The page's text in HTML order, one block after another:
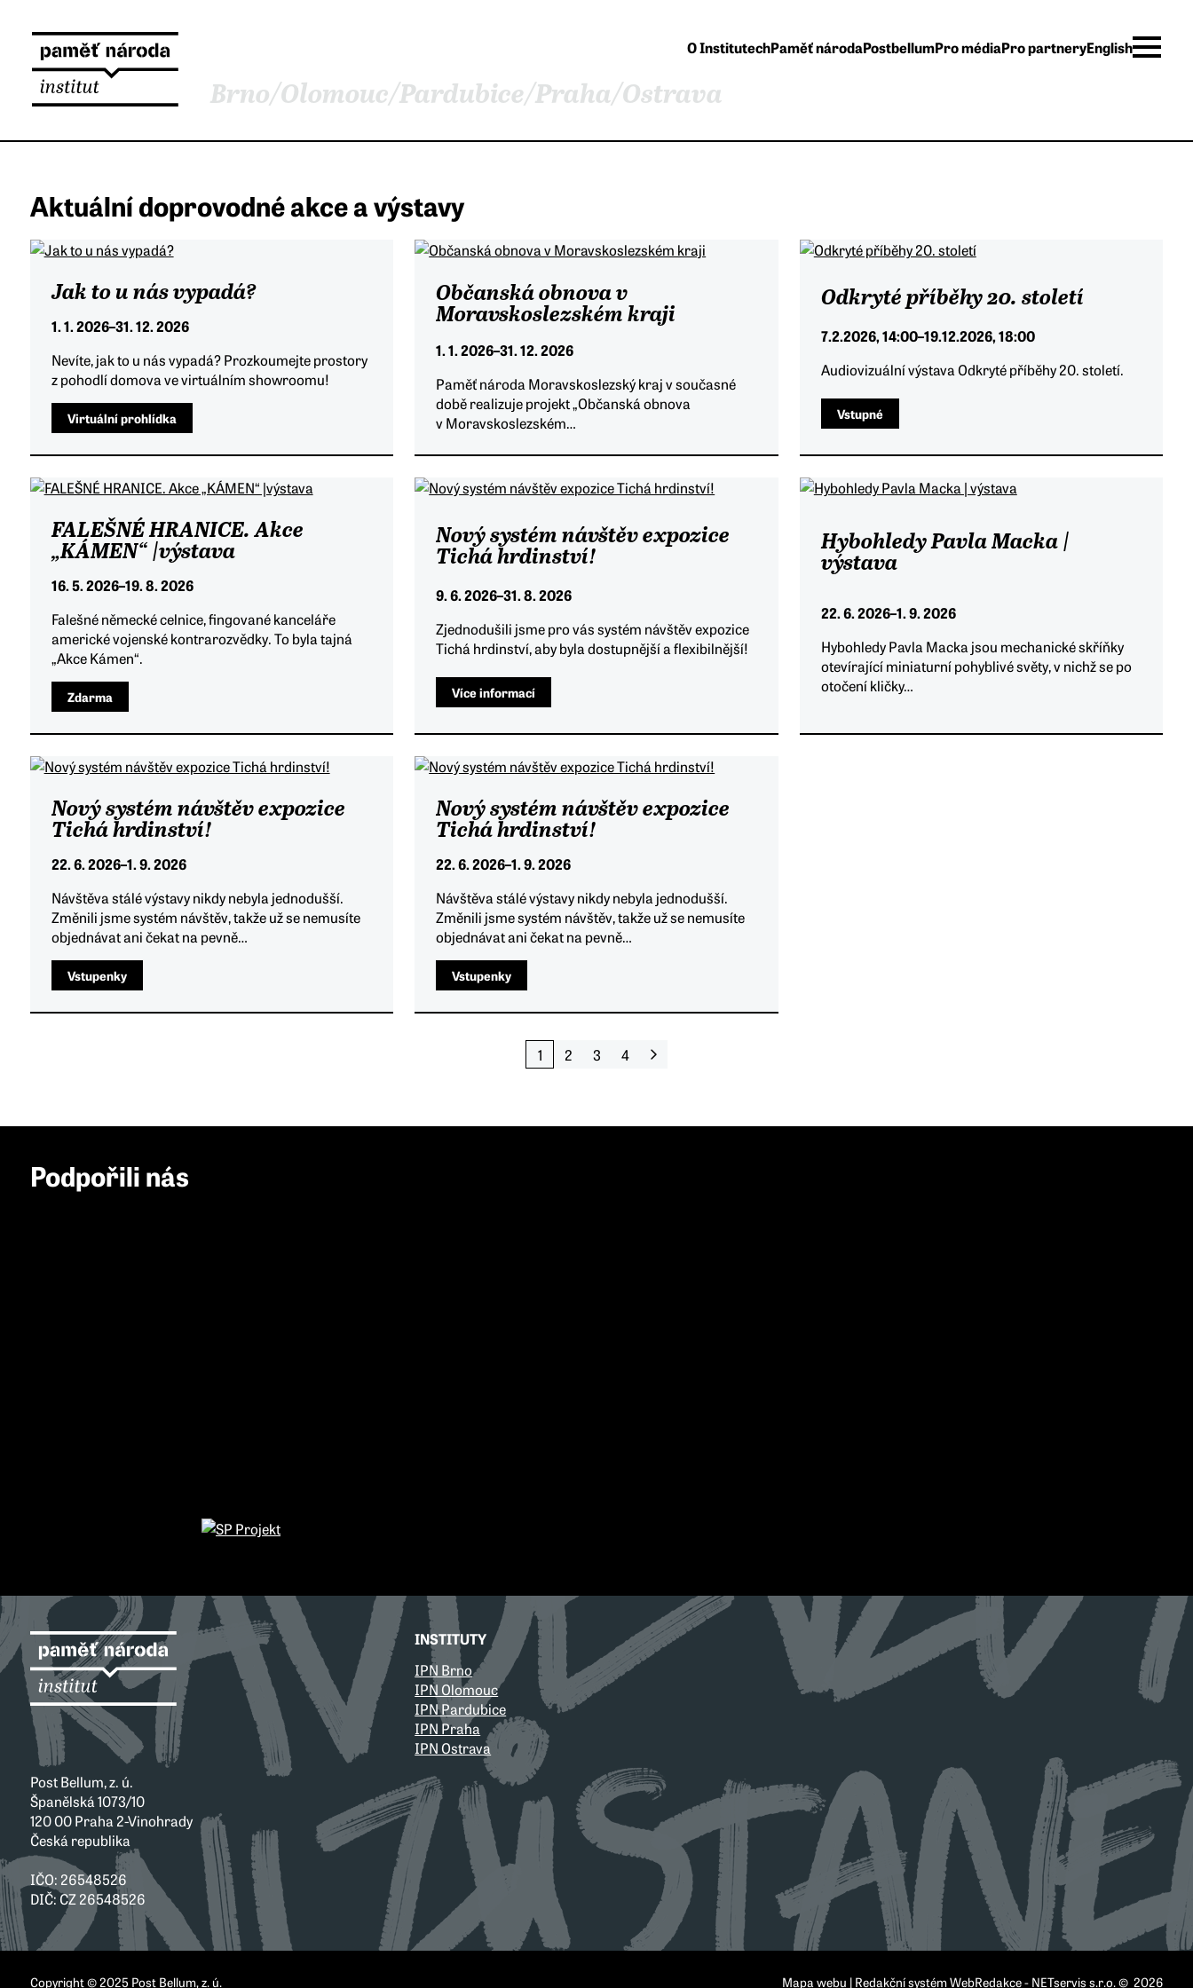
O InstitutechPaměť národaPostbellumPro médiaPro partneryEnglish
Brno/Olomouc/Pardubice/Praha/Ostrava
Aktuální doprovodné akce a výstavy
Jak to u nás vypadá?
1. 1. 2026–31. 12. 2026
Nevíte, jak to u nás vypadá? Prozkoumejte prostory
z pohodlí domova ve virtuálním showroomu!
Virtuální prohlídka
Občanská obnova v
Moravskoslezském kraji
1. 1. 2026–31. 12. 2026
Paměť národa Moravskoslezský kraj v současné
době realizuje projekt „Občanská obnova
v Moravskoslezském…
Odkryté příběhy 20. století
7.2.2026, 14:00–19.12.2026, 18:00
Audiovizuální výstava Odkryté příběhy 20. století.
Vstupné
FALEŠNÉ HRANICE. Akce
„KÁMEN“ |výstava
16. 5. 2026–19. 8. 2026
Falešné německé celnice, fingované kanceláře
americké vojenské kontrarozvědky. To byla tajná
„Akce Kámen“.
Zdarma
Nový systém návštěv expozice
Tichá hrdinství!
9. 6. 2026–31. 8. 2026
Zjednodušili jsme pro vás systém návštěv expozice
Tichá hrdinství, aby byla dostupnější a flexibilnější!
Více informací
Hybohledy Pavla Macka |
výstava
22. 6. 2026–1. 9. 2026
Hybohledy Pavla Macka jsou mechanické skříňky
otevírající miniaturní pohyblivé světy, v nichž se po
otočení kličky…
Nový systém návštěv expozice
Tichá hrdinství!
22. 6. 2026–1. 9. 2026
Návštěva stálé výstavy nikdy nebyla jednodušší.
Změnili jsme systém návštěv, takže už se nemusíte
objednávat ani čekat na pevně…
Vstupenky
Nový systém návštěv expozice
Tichá hrdinství!
22. 6. 2026–1. 9. 2026
Návštěva stálé výstavy nikdy nebyla jednodušší.
Změnili jsme systém návštěv, takže už se nemusíte
objednávat ani čekat na pevně…
Vstupenky
1 2 3 4 Následující
Podpořili nás
Post Bellum, z. ú.
Španělská 1073/10
120 00 Praha 2-Vinohrady
Česká republika
IČO: 26548526
DIČ: CZ 26548526
INSTITUTY
IPN Brno
IPN Olomouc
IPN Pardubice
IPN Praha
IPN Ostrava
Copyright © 2025 Post Bellum, z. ú. Mapa webu | Redakční systémWebRedakce- NETservis s.r.o.© 2026